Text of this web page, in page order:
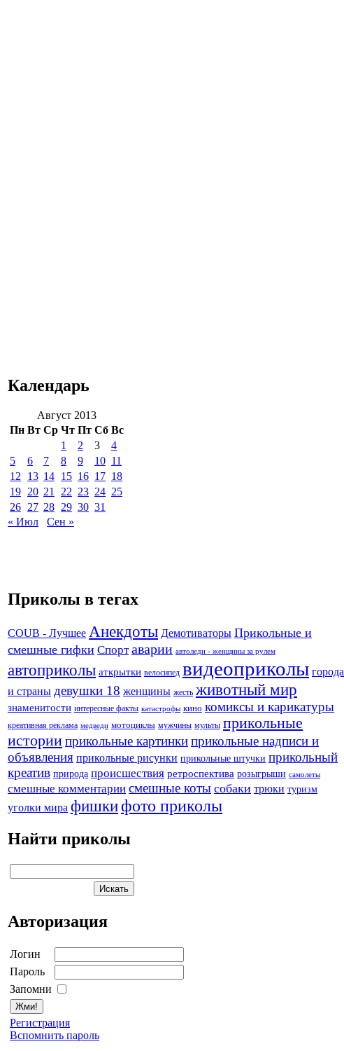
Календарь
Август 2013
Пн Вт Ср Чт Пт Сб Вс
1
2 3
4
5
6 7 8 9 10 11
12
13 14 15 16 17 18
19 20 21 22 23 24 25
26 27 28 29 30 31
« Июл
Сен »
Приколы в тегах
COUB - Лучшее Анекдоты Демотиваторы Прикольные и
смешные гифки Спорт аварии автоледи - женщины за рулем
автоприколы аткрытки велосипед видеоприколы города
и страны девушки 18 женщины жесть животный мир
знаменитости интересные факты катастрофы кино комиксы и карикатуры
креативная реклама медведи мотоциклы мужчины мульты прикольные
историиприкольные картинкиприкольные надписи и
объявления прикольные рисунки прикольные штучки прикольный
креатив природа происшествия ретроспектива розыгрыши самолеты
смешные комментарии смешные коты собаки трюки туризм
уголки мира фишкифото приколы
Найти приколы
Авторизация
Логин
Пароль
Запомни
Регистрация
Вспомнить пароль